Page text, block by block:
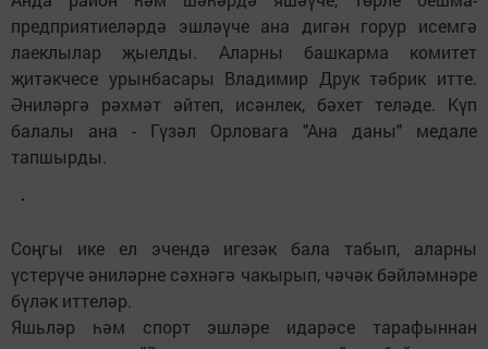
предприятиеләрдә эшләүче ана дигән горур исемгә
лаеклылар җыелды. Аларны башкарма комитет
җитәкчесе урынбасары Владимир Друк тәбрик итте.
Әниләргә рәхмәт әйтеп, исәнлек, бәхет теләде. Күп
балалы ана - Гүзәл Орловага "Ана даны" медале
тапшырды.
Соңгы ике ел эчендә игезәк бала табып, аларны
үстерүче әниләрне сәхнәгә чакырып, чәчәк бәйләмнәре
бүләк иттеләр.
Яшьләр һәм спорт эшләре идарәсе тарафыннан